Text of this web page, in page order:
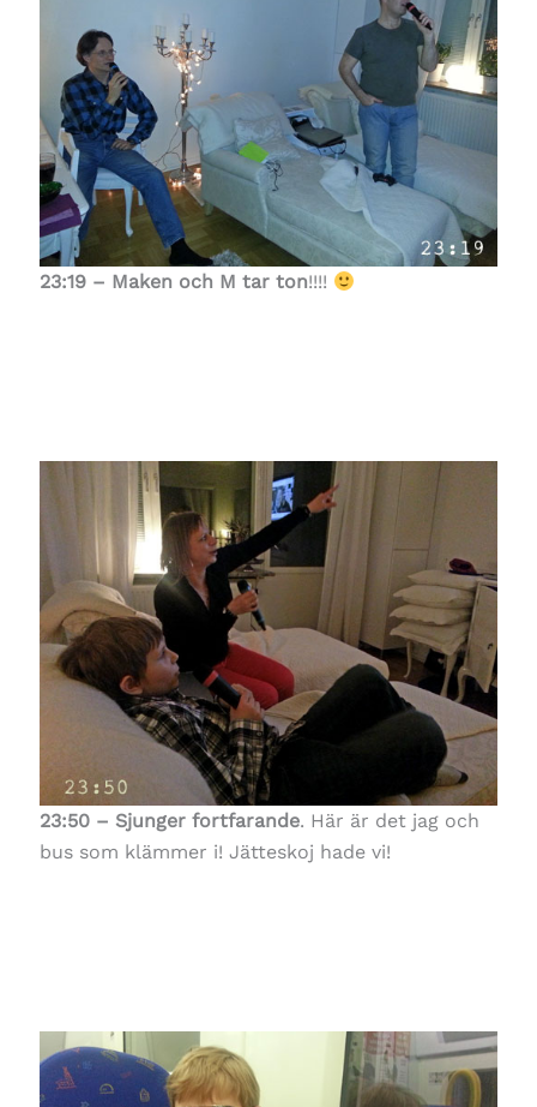
23:19 – Maken och M tar ton!!!!
23:50 – Sjunger fortfarande. Här är det jag och
bus som klämmer i! Jätteskoj hade vi!